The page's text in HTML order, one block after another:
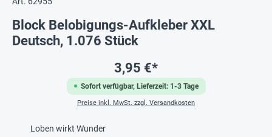
Block Belobigungs-Aufkleber XXL
Deutsch, 1.076 Stück
Sofort verfügbar, Lieferzeit: 1-3 Tage
3,95 €*
Preise inkl. MwSt. zzgl. Versandkosten
Loben wirkt Wunder